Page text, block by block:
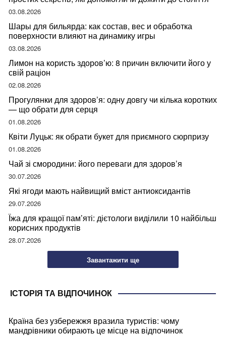
03.08.2026
Шары для бильярда: как состав, вес и обработка
поверхности влияют на динамику игры
03.08.2026
Лимон на користь здоров’ю: 8 причин включити його у
свій раціон
02.08.2026
Прогулянки для здоров’я: одну довгу чи кілька коротких
— що обрати для серця
01.08.2026
Квіти Луцьк: як обрати букет для приємного сюрпризу
01.08.2026
Чай зі смородини: його переваги для здоров’я
30.07.2026
Які ягоди мають найвищий вміст антиоксидантів
29.07.2026
Їжа для кращої пам’яті: дієтологи виділили 10 найбільш
корисних продуктів
28.07.2026
Завантажити ще
ІСТОРІЯ ТА ВІДПОЧИНОК
Країна без узбережжя вразила туристів: чому
мандрівники обирають це місце на відпочинок